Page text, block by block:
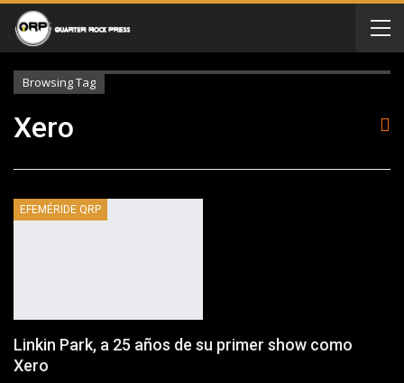
Browsing Tag
Xero
EFEMÉRIDE QRP
Linkin Park, a 25 años de su primer show como
Xero